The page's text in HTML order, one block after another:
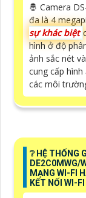
🤴 Camera
đa là 4
sự khác biệt
hình ở độ
ảnh sắc nét
cung cấp
các môi
❔ HỆ THỐNG
DE2C0MWG/
MẠNG WI-FI
KẾT NỐI WI-